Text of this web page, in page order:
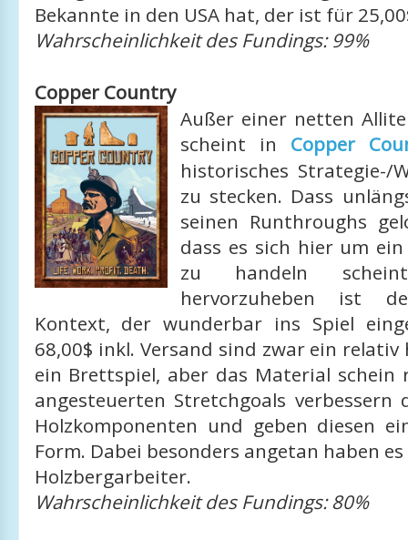
Bekannte in den USA hat, der ist für
Wahrscheinlichkeit des Fundings: 99%
Copper Country
Außer einer netten
scheint in Copper
historisches Strategie-/
zu stecken. Dass
seinen Runthroughs
dass es sich hier um
zu handeln
hervorzuheben ist
Kontext, der wunderbar ins Spiel
68,00$ inkl. Versand sind zwar ein
ein Brettspiel, aber das Material schein
angesteuerten Stretchgoals verbessern
Holzkomponenten und geben diesen
Form. Dabei besonders angetan haben
Holzbergarbeiter.
Wahrscheinlichkeit des Fundings: 80%